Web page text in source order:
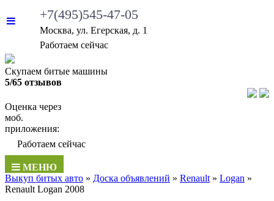
+7(495)545-47-05
Москва, ул. Егерская, д. 1
Работаем сейчас
Скупаем битые машины
5/65 отзывов
Оценка через
моб.
приложения:
Работаем сейчас
МЕНЮ
Выкуп битых авто » Доска объявлений » Renault » Logan »
Renault Logan 2008